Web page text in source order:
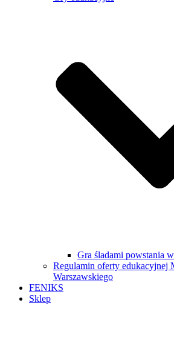
Gra śladami powstania
Regulamin oferty edukacyjnej
Warszawskiego
FENIKS
Sklep